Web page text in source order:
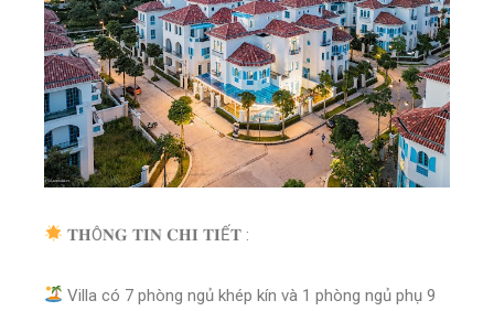
𝐓𝐇Ô𝐍𝐆 𝐓𝐈𝐍 𝐂𝐇𝐈 𝐓𝐈Ế𝐓 :
Villa có 7 phòng ngủ khép kín và 1 phòng ngủ phụ 9